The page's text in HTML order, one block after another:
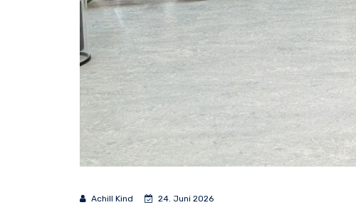
Achill Kind 24. Juni 2026